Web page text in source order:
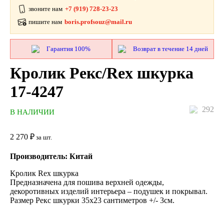
звоните нам +7 (919) 728-23-23
пишите нам boris.profsouz@mail.ru
Гарантия 100% Возврат в течение 14 дней
Кролик Рекс/Rex шкурка
17-4247
292
В НАЛИЧИИ
2 270 ₽ за шт.
Производитель: Китай
Кролик Rex шкурка
Предназначена для пошива верхней одежды,
декоротивных изделий интерьера – подушек и покрывал.
Размер Рекс шкурки 35х23 сантиметров +/- 3см.